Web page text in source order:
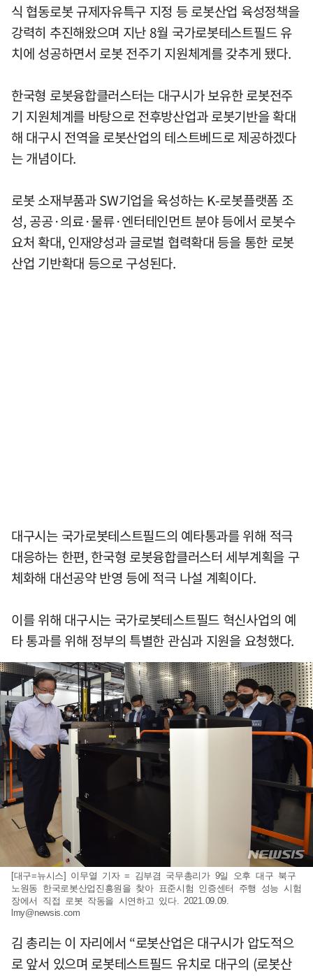
식 협동로봇 규제자유특구 지정 등 로봇산업 육성정책을
강력히 추진해왔으며 지난 8월 국가로봇테스트필드 유
치에 성공하면서 로봇 전주기 지원체계를 갖추게 됐다.
한국형 로봇융합클러스터는 대구시가 보유한 로봇전주
기 지원체계를 바탕으로 전후방산업과 로봇기반을 확대
해 대구시 전역을 로봇산업의 테스트베드로 제공하겠다
는 개념이다.
로봇 소재부품과 SW기업을 육성하는 K-로봇플랫폼 조
성, 공공·의료·물류·엔터테인먼트 분야 등에서 로봇수
요처 확대, 인재양성과 글로벌 협력확대 등을 통한 로봇
산업 기반확대 등으로 구성된다.
대구시는 국가로봇테스트필드의 예타통과를 위해 적극
대응하는 한편, 한국형 로봇융합클러스터 세부계획을 구
체화해 대선공약 반영 등에 적극 나설 계획이다.
이를 위해 대구시는 국가로봇테스트필드 혁신사업의 예
타 통과를 위해 정부의 특별한 관심과 지원을 요청했다.
[대구=뉴시스] 이무열 기자 = 김부겸 국무총리가 9일 오후 대구 북구
노원동 한국로봇산업진흥원을 찾아 표준시험 인증센터 주행 성능 시험
장에서 직접 로봇 작동을 시연하고 있다. 2021.09.09.
lmy@newsis.com
김 총리는 이 자리에서 “로봇산업은 대구시가 압도적으
로 앞서 있으며 로봇테스트필드 유치로 대구의 (로봇산